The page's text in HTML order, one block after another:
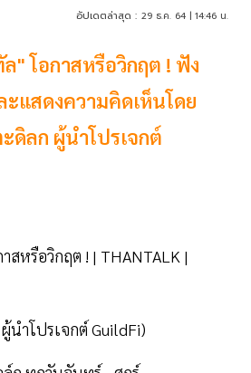
อัปเดตล่าสุด : 29 ธ.ค. 64 | 14:46 น.
" โอกาสหรือวิกฤต ! ฟัง
ะแสดงความคิดเห็นโดย
ลก ผู้นำโปรเจกต์
หรือวิกฤต ! | THANTALK |
ำโปรเจกต์ GuildFi)